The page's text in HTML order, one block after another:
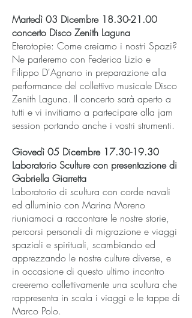
Martedì 03 Dicembre 18.30-21.00
concerto Disco Zenith Laguna
Eterotopie: Come creiamo i nostri Spazi?
Ne parleremo con Federica Lizio e
Filippo D'Agnano in preparazione alla
performance del collettivo musicale Disco
Zenith Laguna. Il concerto sarà aperto a
tutti e vi invitiamo a partecipare alla jam
session portando anche i vostri strumenti.
Giovedì 05 Dicembre 17.30-19.30
Laboratorio Sculture con presentazione di
Gabriella Giarretta
Laboratorio di scultura con corde navali
ed alluminio con Marina Moreno
riuniamoci a raccontare le nostre storie,
percorsi personali di migrazione e viaggi
spaziali e spirituali, scambiando ed
apprezzando le nostre culture diverse, e
in occasione di questo ultimo incontro
creeremo collettivamente una scultura che
rappresenta in scala i viaggi e le tappe di
Marco Polo.